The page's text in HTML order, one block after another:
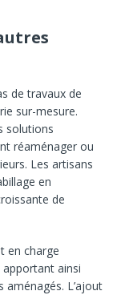
de travaux de
sur-mesure.
solutions
réaménager ou
Les artisans
en
de
en charge
ainsi
L’ajout